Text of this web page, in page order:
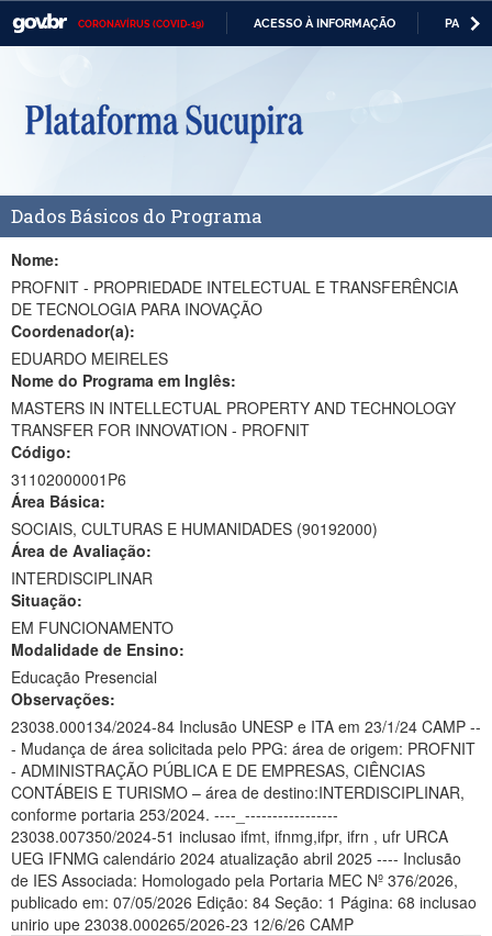
CORONAVÍRUS (COVID-19) ACESSO À INFORMAÇÃO
Casa Civil
Ministério da Defesa
Ministério da Economia
Ministério da Infraestrutura
Ministério da Agricultura, Pecuária e Abastecimento
Ministério da Educação
Ministério da Cidadania
Ministério da Saúde
Ministério de Minas e Energia
Ministério do Meio Ambiente
Ministério do Turismo
Ministério do Desenvolvimento Regional
Controladoria-Geral da União
Secretaria-Geral
Secretaria de Governo
Advocacia-Geral da União
Dados Básicos do Programa
Nome:
PROFNIT - PROPRIEDADE INTELECTUAL E TRANSFERÊNCIA
DE TECNOLOGIA PARA INOVAÇÃO
Coordenador(a):
EDUARDO MEIRELES
Nome do Programa em Inglês:
MASTERS IN INTELLECTUAL PROPERTY AND TECHNOLOGY
TRANSFER FOR INNOVATION - PROFNIT
Código:
31102000001P6
Área Básica:
SOCIAIS, CULTURAS E HUMANIDADES (90192000)
Área de Avaliação:
INTERDISCIPLINAR
Situação:
EM FUNCIONAMENTO
Modalidade de Ensino:
Educação Presencial
Observações:
23038.000134/2024-84 Inclusão UNESP e ITA em 23/1/24 CAMP --
- Mudança de área solicitada pelo PPG: área de origem: PROFNIT
- ADMINISTRAÇÃO PÚBLICA E DE EMPRESAS, CIÊNCIAS
CONTÁBEIS E TURISMO – área de destino:INTERDISCIPLINAR,
conforme portaria 253/2024. ----_-----------------
23038.007350/2024-51 inclusao ifmt, ifnmg,ifpr, ifrn , ufr URCA
UEG IFNMG calendário 2024 atualização abril 2025 ---- Inclusão
de IES Associada: Homologado pela Portaria MEC Nº 376/2026,
publicado em: 07/05/2026 Edição: 84 Seção: 1 Página: 68 inclusao
unirio upe 23038.000265/2026-23 12/6/26 CAMP